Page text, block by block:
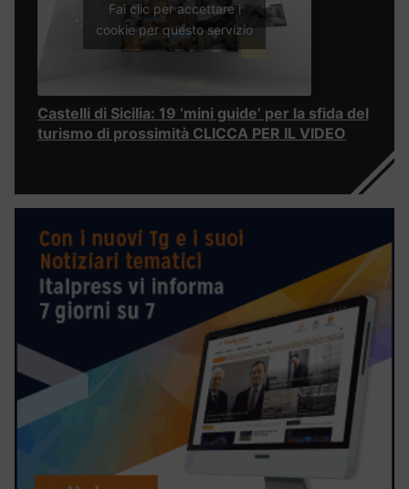
Fai clic per accettare i
cookie per questo servizio
Castelli di Sicilia: 19 ‘mini guide’ per la sfida del
turismo di prossimità CLICCA PER IL VIDEO